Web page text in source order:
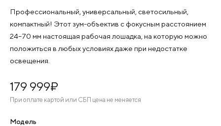
Профессиональный, универсальный, светосильный,
компактный! Этот зум-объектив с фокусным расстоянием
24–70 мм настоящая рабочая лошадка, на которую можно
положиться в любых условиях даже при недостатке
освещения.
179 999¤
При оплате картой или СБП цена не меняется
Модель